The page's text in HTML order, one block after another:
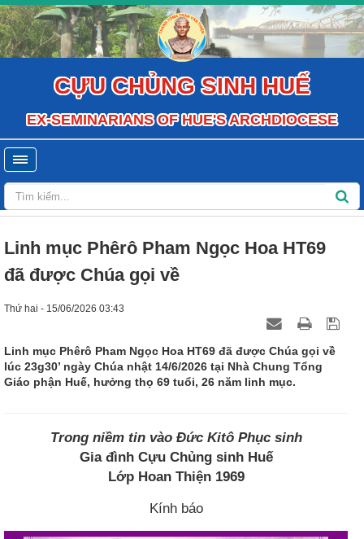
CỰU CHỦNG SINH HUẾ
EX-SEMINARIANS OF HUE'S ARCHDIOCESE
Linh mục Phêrô Pham Ngọc Hoa HT69
đã được Chúa gọi về
Thứ hai - 15/06/2026 03:43
Linh mục Phêrô Pham Ngọc Hoa HT69 đã được Chúa gọi về
lúc 23g30’ ngày Chúa nhật 14/6/2026 tại Nhà Chung Tổng
Giáo phận Huế, hưởng thọ 69 tuổi, 26 năm linh mục.
Trong niềm tin vào Đức Kitô Phục sinh
Gia đình Cựu Chủng sinh Huế
Lớp Hoan Thiện 1969
Kính báo